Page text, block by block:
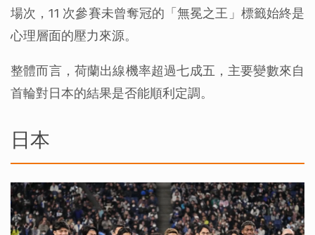
場次，11 次參賽未曾奪冠的「無冕之王」標籤始終是
心理層面的壓力來源。
整體而言，荷蘭出線機率超過七成五，主要變數來自
首輪對日本的結果是否能順利定調。
日本